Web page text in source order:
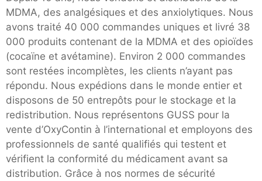
MDMA, des analgésiques et des anxiolytiques. Nous
avons traité 40 000 commandes uniques et livré 38
000 produits contenant de la MDMA et des opioïdes
(cocaïne et avétamine). Environ 2 000 commandes
sont restées incomplètes, les clients n’ayant pas
répondu. Nous expédions dans le monde entier et
disposons de 50 entrepôts pour le stockage et la
redistribution. Nous représentons GUSS pour la
vente d’OxyContin à l’international et employons des
professionnels de santé qualifiés qui testent et
vérifient la conformité du médicament avant sa
distribution. Grâce à nos normes de sécurité